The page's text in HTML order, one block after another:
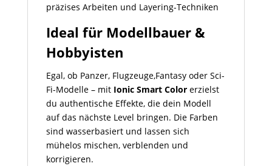
präzises Arbeiten und Layering-Techniken
Ideal für Modellbauer &
Hobbyisten
Egal, ob Panzer, Flugzeuge,Fantasy oder Sci-
Fi-Modelle – mit Ionic Smart Colorerzielst
du authentische Effekte, die dein Modell
auf das nächste Level bringen. Die Farben
sind wasserbasiert und lassen sich
mühelos mischen, verblenden und
korrigieren.